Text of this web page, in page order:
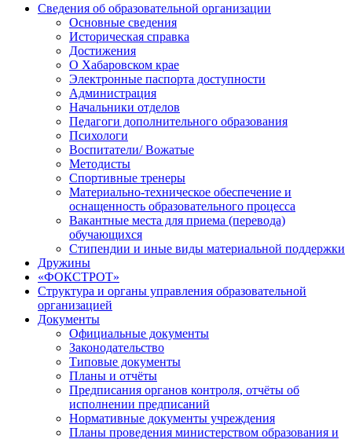
Сведения об образовательной организации
Основные сведения
Историческая справка
Достижения
О Хабаровском крае
Электронные паспорта доступности
Администрация
Начальники отделов
Педагоги дополнительного образования
Психологи
Воспитатели/ Вожатые
Методисты
Спортивные тренеры
Материально-техническое обеспечение и
оснащенность образовательного процесса
Вакантные места для приема (перевода)
обучающихся
Стипендии и иные виды материальной поддержки
Дружины
«ФОКСТРОТ»
Структура и органы управления образовательной
организацией
Документы
Официальные документы
Законодательство
Типовые документы
Планы и отчёты
Предписания органов контроля, отчёты об
исполнении предписаний
Нормативные документы учреждения
Планы проведения министерством образования и